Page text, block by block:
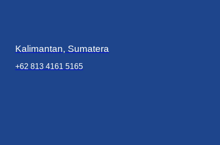
Kalimantan, Sumatera
+62 813 4161 5165